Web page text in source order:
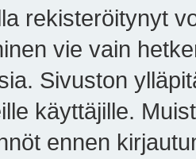
rekisteröitynyt
vie vain
Sivuston
käyttäjille.
ennen